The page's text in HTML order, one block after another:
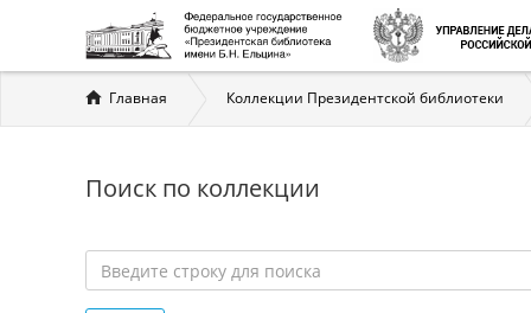
Вы
здесь
Главная Коллекции Президентской библиотеки
Поиск по коллекции